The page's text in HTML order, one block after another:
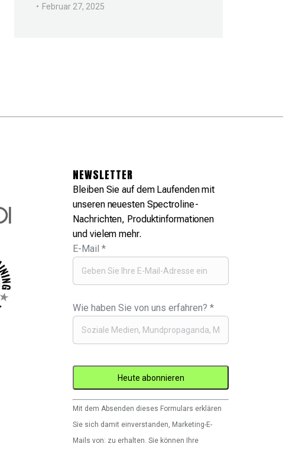
Februar 27, 2025
NEWSLETTER
Bleiben Sie auf dem Laufenden mit
unseren neuesten Spectroline-
Nachrichten, Produktinformationen
und vielem mehr.
E-Mail*
Wie haben Sie von uns erfahren?*
Constant
Contact
verwenden.
Mit dem Absenden dieses Formulars erklären
Sie sich damit einverstanden, Marketing-E-
Mails von: zu erhalten. Sie können Ihre